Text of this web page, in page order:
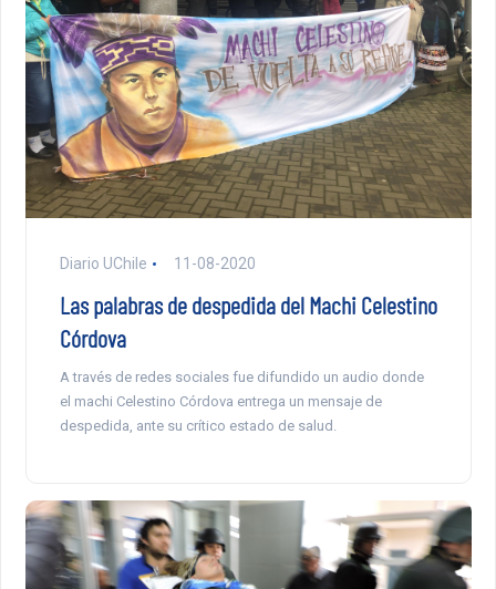
Diario UChile 11-08-2020
Las palabras de despedida del Machi Celestino
Córdova
A través de redes sociales fue difundido un audio donde
el machi Celestino Córdova entrega un mensaje de
despedida, ante su crítico estado de salud.